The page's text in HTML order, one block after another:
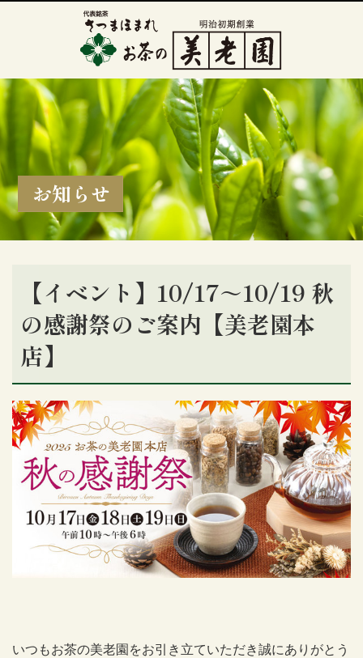
お知らせ
【イベント】10/17～10/19 秋
の感謝祭のご案内【美老園本
店】
いつもお茶の美老園をお引き立ていただき誠にありがとう